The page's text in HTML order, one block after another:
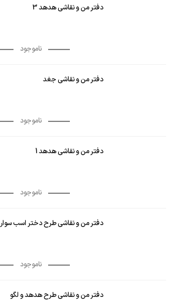
دفتر من و نقاشی هدهد 3
ناموجود
دفتر من و نقاشی جغد
ناموجود
دفتر من و نقاشی هدهد 1
ناموجود
دفتر من و نقاشی طرح دختر اسب سوار
ناموجود
دفتر من و نقاشی طرح هدهد و لگو